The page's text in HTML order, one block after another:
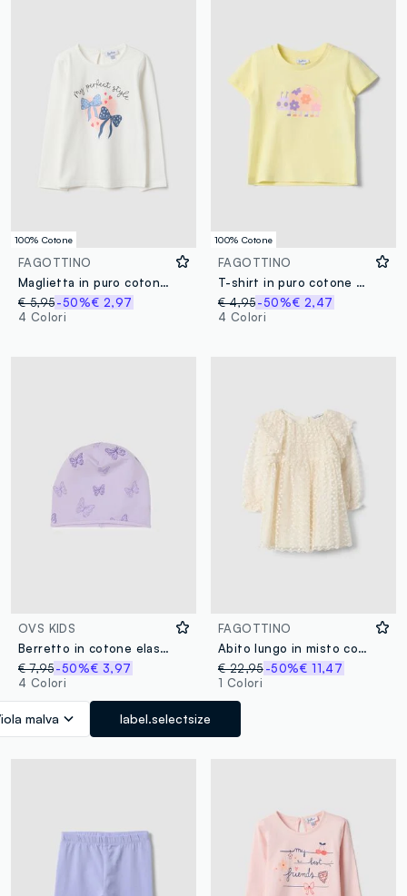
100% Cotone
FAGOTTINO
Maglietta in puro cotone bianca regular fit per bimbe
€ 5,95-50%€ 2,97
4 Colori
100% Cotone
FAGOTTINO
T-shirt in puro cotone gialla da bimba regular fit con stampa
€ 4,95-50%€ 2,47
4 Colori
OVS KIDS
Berretto in cotone elasticizzato viola con farfalle per bambina
€ 7,95-50%€ 3,97
4 Colori
malva label.selectsize
FAGOTTINO
Abito lungo in misto cotone beige da bimba regular fit
€ 22,95 -50%€ 11,47
1 Colori